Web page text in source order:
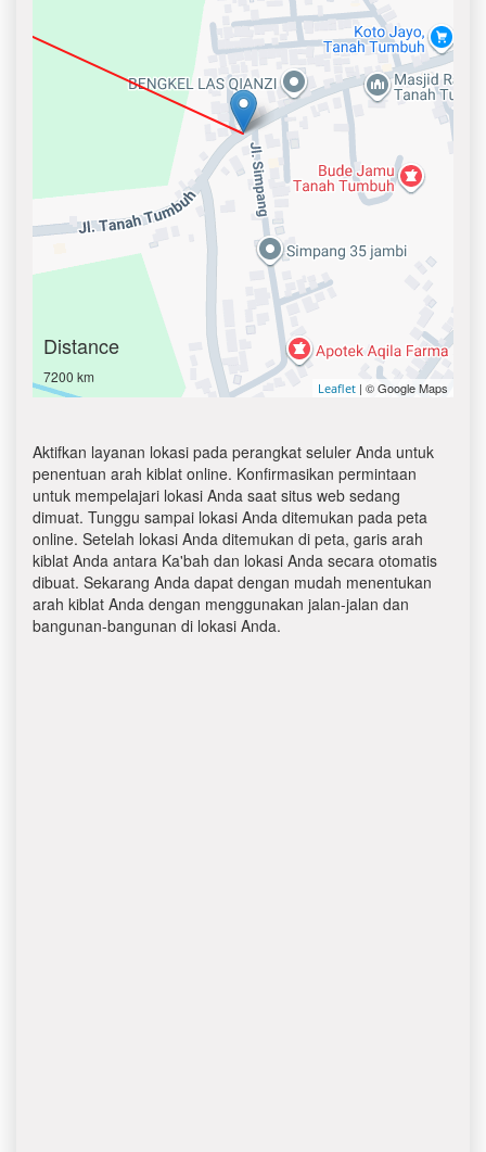
Distance
7200 km
Leaflet | © Google Maps
Aktifkan layanan lokasi pada perangkat seluler Anda untuk
penentuan arah kiblat online. Konfirmasikan permintaan
untuk mempelajari lokasi Anda saat situs web sedang
dimuat. Tunggu sampai lokasi Anda ditemukan pada peta
online. Setelah lokasi Anda ditemukan di peta, garis arah
kiblat Anda antara Ka'bah dan lokasi Anda secara otomatis
dibuat. Sekarang Anda dapat dengan mudah menentukan
arah kiblat Anda dengan menggunakan jalan-jalan dan
bangunan-bangunan di lokasi Anda.